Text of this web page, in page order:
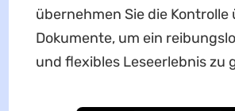
übernehmen Sie die Kontrolle
Dokumente, um ein
und flexibles Leseerlebnis zu